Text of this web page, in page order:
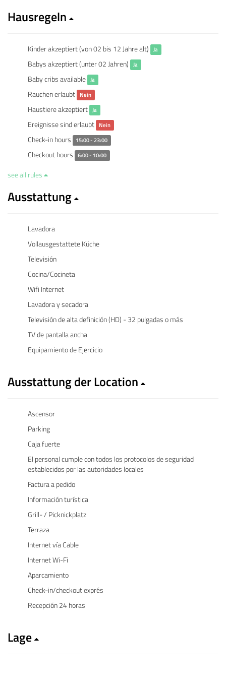
Hausregeln
Kinder akzeptiert (von 02 bis 12 Jahre alt) Ja
Babys akzeptiert (unter 02 Jahren) Ja
Baby cribs available Ja
Rauchen erlaubt Nein
Haustiere akzeptiert Ja
Ereignisse sind erlaubt Nein
Check-in hours 15:00 - 23:00
Checkout hours 6:00 - 10:00
see all rules
Ausstattung
Lavadora
Vollausgestattete Küche
Televisión
Cocina/Cocineta
Wifi Internet
Lavadora y secadora
Televisión de alta definición (HD) - 32 pulgadas o más
TV de pantalla ancha
Equipamiento de Ejercicio
Ausstattung der Location
Ascensor
Parking
Caja fuerte
El personal cumple con todos los protocolos de seguridad
establecidos por las autoridades locales
Factura a pedido
Información turística
Grill- / Picknickplatz
Terraza
Internet vía Cable
Internet Wi-Fi
Aparcamiento
Check-in/checkout exprés
Recepción 24 horas
Lage